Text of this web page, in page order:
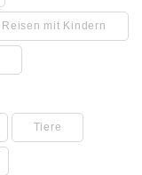
Reisen mit Kindern
Tiere